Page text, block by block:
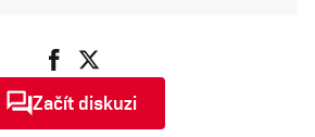
Začít diskuzi